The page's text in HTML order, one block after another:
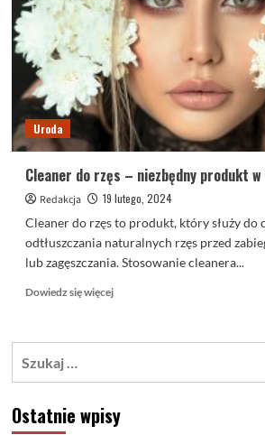
Uroda
Cleaner do rzęs – niezbędny produkt
Redakcja
19 lutego, 2024
Cleaner do rzęs to produkt, który służy do
odtłuszczania naturalnych rzęs przed
lub zagęszczania. Stosowanie cleanera...
Dowiedz się więcejDowiedz
o
–
niezbędny
Ostatnie wpisy